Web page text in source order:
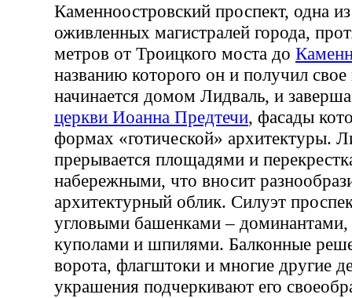
Каменноостровский проспект, одна
оживленных магистралей города,
метров от Троицкого моста до
названию которого он и получил
начинается домом Лидваль, и
церкви Иоанна Предтечи, фасады
формах «готической» архитектуры.
прерывается площадями и
набережными, что вносит
архитектурный облик. Силуэт
угловыми башенками –
куполами и шпилями. Балконные
ворота, флагштоки и многие другие
украшения подчеркивают его